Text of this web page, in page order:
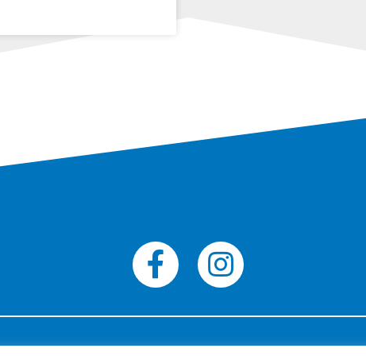
© Tous droits réservés Agence Neuromediasoft